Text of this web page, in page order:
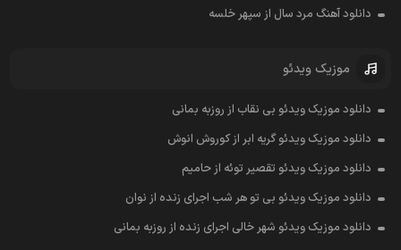
دانلود آهنگ مرد سال از سپهر خلسه
موزیک ویدئو
دانلود موزیک ویدئو بی نقاب از روزبه بمانی
دانلود موزیک ویدئو گریه ابر از کوروش انوش
دانلود موزیک ویدئو تقصیر توئه از حامیم
دانلود موزیک ویدئو بی تو هر شب اجرای زنده از نوان
دانلود موزیک ویدئو شهر خالی اجرای زنده از روزبه بمانی